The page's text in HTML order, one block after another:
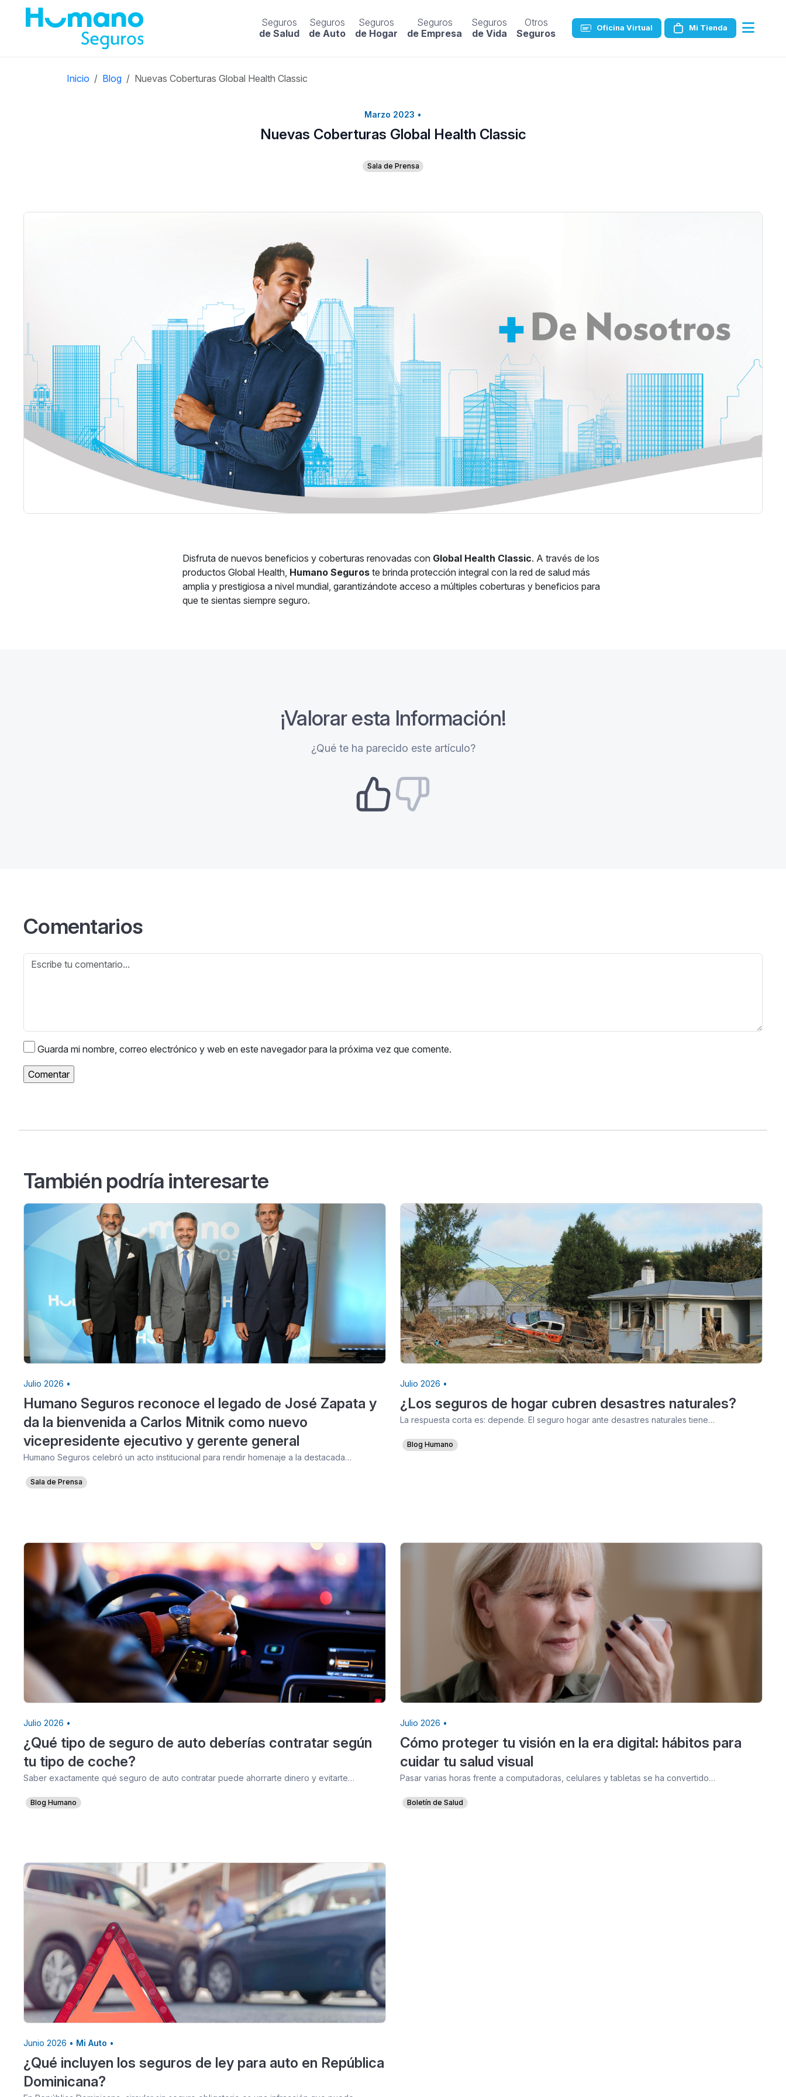
Seguros
de Salud
Seguros
de Auto
Seguros
de Hogar
Seguros
de Empresa
Seguros
de Vida
Otros
Seguros
Oficina Virtual Mi Tienda
Inicio Blog Nuevas Coberturas Global Health Classic
Marzo 2023 •
Nuevas Coberturas Global Health Classic
Sala de Prensa
Disfruta de nuevos beneficios y coberturas renovadas con Global Health Classic. A través de los
productos Global Health, Humano Seguros te brinda protección integral con la red de salud más
amplia y prestigiosa a nivel mundial, garantizándote acceso a múltiples coberturas y beneficios para
que te sientas siempre seguro.
¡Valorar esta Información!
¿Qué te ha parecido este artículo?
Comentarios
Guarda mi nombre, correo electrónico y web en este navegador para la próxima vez que comente.
También podría interesarte
Julio 2026 •
Humano Seguros reconoce el legado de José Zapata y
da la bienvenida a Carlos Mitnik como nuevo
vicepresidente ejecutivo y gerente general
Humano Seguros celebró un acto institucional para rendir homenaje a la destacada…
Sala de Prensa
Julio 2026 •
¿Los seguros de hogar cubren desastres naturales?
La respuesta corta es: depende. El seguro hogar ante desastres naturales tiene…
Blog Humano
Julio 2026 •
¿Qué tipo de seguro de auto deberías contratar según
tu tipo de coche?
Saber exactamente qué seguro de auto contratar puede ahorrarte dinero y evitarte…
Blog Humano
Julio 2026 •
Cómo proteger tu visión en la era digital: hábitos para
cuidar tu salud visual
Pasar varias horas frente a computadoras, celulares y tabletas se ha convertido…
Boletín de Salud
Junio 2026 • Mi Auto •
¿Qué incluyen los seguros de ley para auto en República
Dominicana?